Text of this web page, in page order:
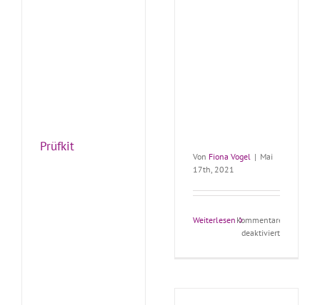
Von Fiona Vogel | Mai
17th, 2021
Weiterlesen Kommentare
deaktiviertfür
Prüfkit